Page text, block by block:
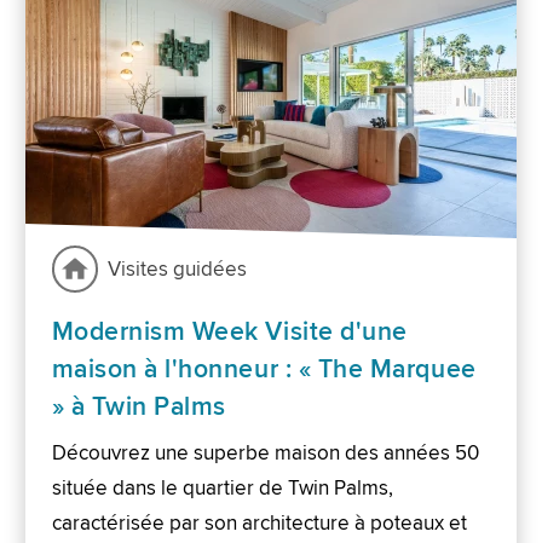
Visites guidées
Modernism Week Visite d'une
maison à l'honneur : « The Marquee
» à Twin Palms
Découvrez une superbe maison des années 50
située dans le quartier de Twin Palms,
caractérisée par son architecture à poteaux et